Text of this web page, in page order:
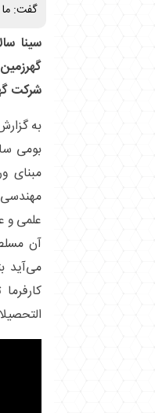
گفت: ما در
سینا
شرکت
به
مبنای
علمی و
آن
می‌آید